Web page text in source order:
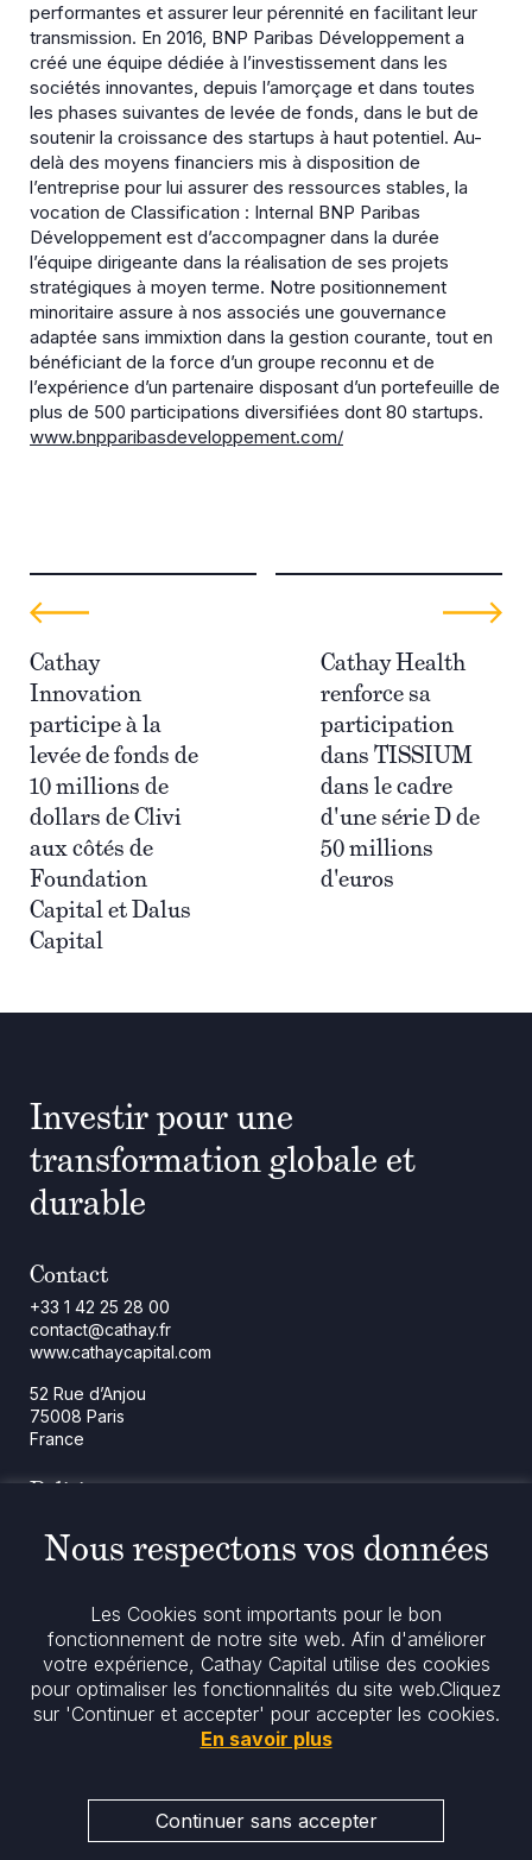
performantes et assurer leur pérennité en facilitant leur
transmission. En 2016, BNP Paribas Développement a
créé une équipe dédiée à l’investissement dans les
sociétés innovantes, depuis l’amorçage et dans toutes
les phases suivantes de levée de fonds, dans le but de
soutenir la croissance des startups à haut potentiel. Au-
delà des moyens financiers mis à disposition de
l’entreprise pour lui assurer des ressources stables, la
vocation de Classification : Internal BNP Paribas
Développement est d’accompagner dans la durée
l’équipe dirigeante dans la réalisation de ses projets
stratégiques à moyen terme. Notre positionnement
minoritaire assure à nos associés une gouvernance
adaptée sans immixtion dans la gestion courante, tout en
bénéficiant de la force d’un groupe reconnu et de
l’expérience d’un partenaire disposant d’un portefeuille de
plus de 500 participations diversifiées dont 80 startups.
www.bnpparibasdeveloppement.com/
Cathay
Innovation
participe à la
levée de fonds de
10 millions de
dollars de Clivi
aux côtés de
Foundation
Capital et Dalus
Capital
Cathay Health
renforce sa
participation
dans TISSIUM
dans le cadre
d'une série D de
50 millions
d'euros
Investir pour une
transformation globale et
durable
Contact
+33 1 42 25 28 00
contact@cathay.fr
www.cathaycapital.com
52 Rue d’Anjou
75008 Paris
France
Politique
Notices réglementaires
Notre politique ESG
Restez informés
Nous respectons vos données
Les Cookies sont importants pour le bon
fonctionnement de notre site web. Afin d'améliorer
votre expérience, Cathay Capital utilise des cookies
pour optimaliser les fonctionnalités du site web.Cliquez
sur 'Continuer et accepter' pour accepter les cookies.
En savoir plus
Continuer sans accepter